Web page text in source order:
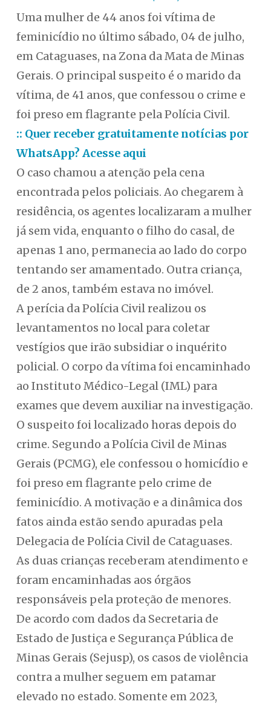
Uma mulher de 44 anos foi vítima de
feminicídio no último sábado, 04 de julho,
em Cataguases, na Zona da Mata de Minas
Gerais. O principal suspeito é o marido da
vítima, de 41 anos, que confessou o crime e
foi preso em flagrante pela Polícia Civil.
:: Quer receber gratuitamente notícias por
WhatsApp? Acesse aqui
O caso chamou a atenção pela cena
encontrada pelos policiais. Ao chegarem à
residência, os agentes localizaram a mulher
já sem vida, enquanto o filho do casal, de
apenas 1 ano, permanecia ao lado do corpo
tentando ser amamentado. Outra criança,
de 2 anos, também estava no imóvel.
A perícia da Polícia Civil realizou os
levantamentos no local para coletar
vestígios que irão subsidiar o inquérito
policial. O corpo da vítima foi encaminhado
ao Instituto Médico-Legal (IML) para
exames que devem auxiliar na investigação.
O suspeito foi localizado horas depois do
crime. Segundo a Polícia Civil de Minas
Gerais (PCMG), ele confessou o homicídio e
foi preso em flagrante pelo crime de
feminicídio. A motivação e a dinâmica dos
fatos ainda estão sendo apuradas pela
Delegacia de Polícia Civil de Cataguases.
As duas crianças receberam atendimento e
foram encaminhadas aos órgãos
responsáveis pela proteção de menores.
De acordo com dados da Secretaria de
Estado de Justiça e Segurança Pública de
Minas Gerais (Sejusp), os casos de violência
contra a mulher seguem em patamar
elevado no estado. Somente em 2023,